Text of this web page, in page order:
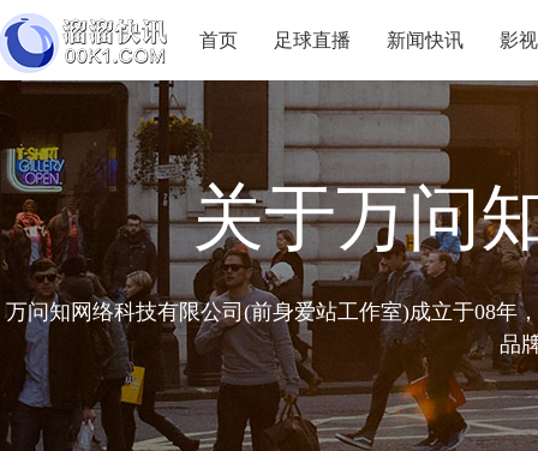
首页 足球直播 新闻快讯 影
关于万问
万问知网络科技有限公司(前身爱站工作室)成立于08年
品